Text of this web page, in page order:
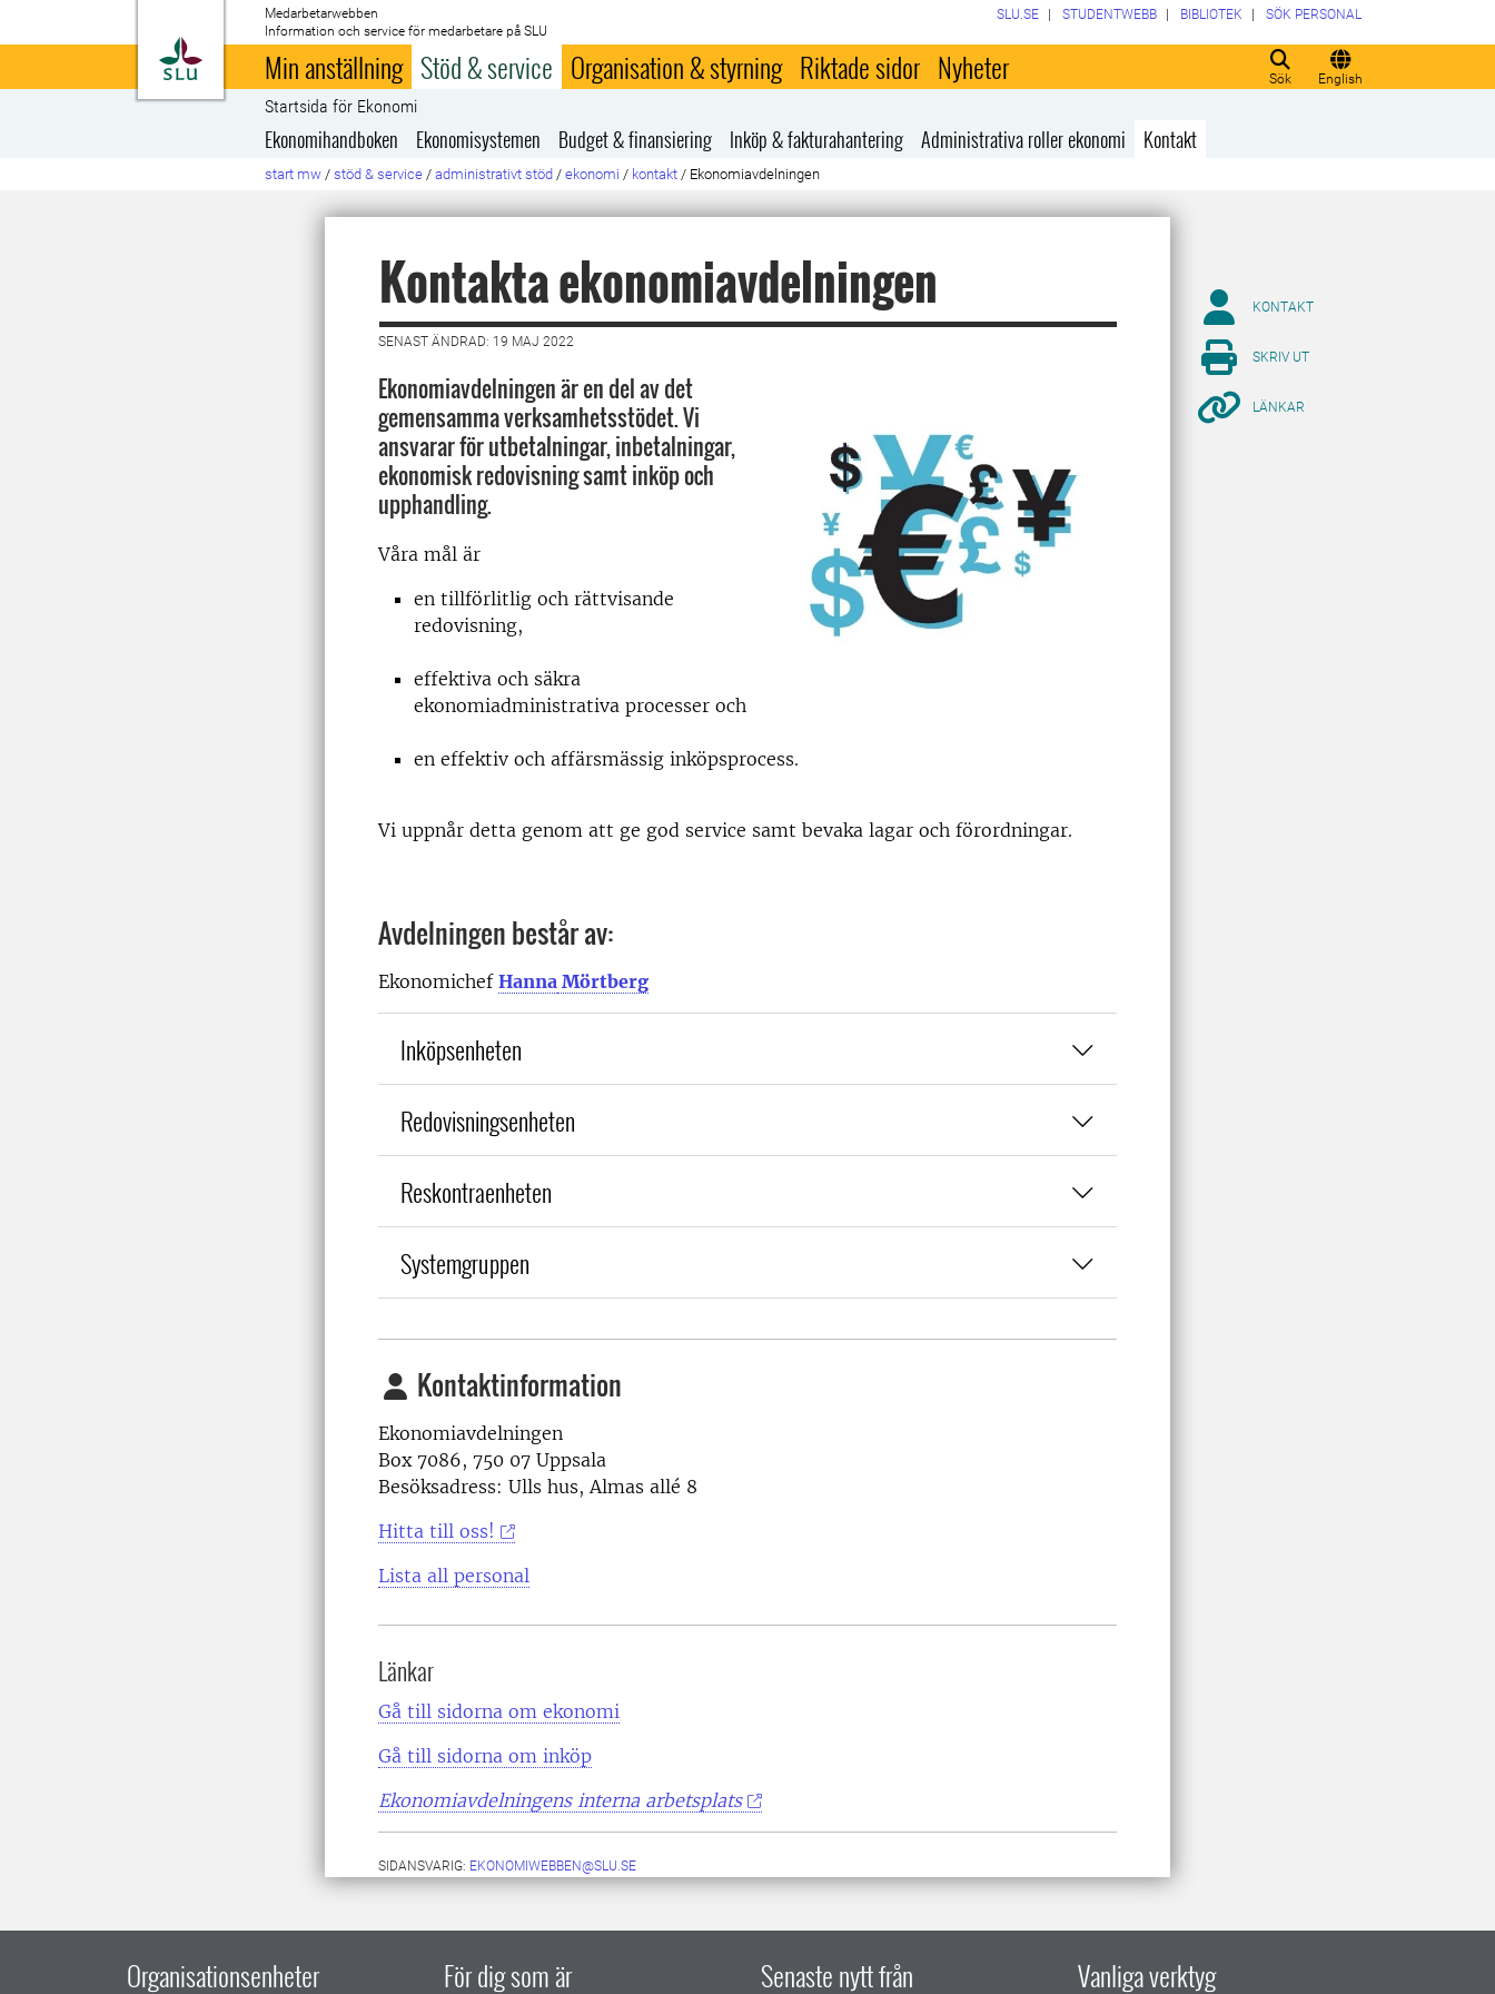
Till startsida
Medarbetarwebben
Information och service för medarbetare på SLU
Sök English
SLU.SE STUDENTWEBB BIBLIOTEK SÖK PERSONAL
Min anställning Stöd & service Organisation & styrning Riktade sidor Nyheter
Startsida för Ekonomi
Ekonomihandboken Ekonomisystemen Budget & finansiering Inköp & fakturahantering Administrativa roller ekonomi Kontakt
start mw / stöd & service / administrativt stöd / ekonomi / kontakt / Ekonomiavdelningen
Kontakta ekonomiavdelningen
SENAST ÄNDRAD: 19 MAJ 2022
Ekonomiavdelningen är en del av det
gemensamma verksamhetsstödet. Vi
ansvarar för utbetalningar, inbetalningar,
ekonomisk redovisning samt inköp och
upphandling.
Våra mål är
en tillförlitlig och rättvisande
redovisning,
effektiva och säkra
ekonomiadministrativa processer och
en effektiv och affärsmässig inköpsprocess.
Vi uppnår detta genom att ge god service samt bevaka lagar och förordningar.
Avdelningen består av:
Ekonomichef Hanna Mörtberg
Inköpsenheten
Redovisningsenheten
Reskontraenheten
Systemgruppen
Kontaktinformation
Ekonomiavdelningen
Box 7086, 750 07 Uppsala
Besöksadress: Ulls hus, Almas allé 8
Hitta till oss!
Lista all personal
Länkar
Gå till sidorna om ekonomi
Gå till sidorna om inköp
Ekonomiavdelningens interna arbetsplats
SIDANSVARIG: EKONOMIWEBBEN@SLU.SE
KONTAKT
SKRIV UT
LÄNKAR
Organisationsenheter För dig som är Senaste nytt från Vanliga verktyg